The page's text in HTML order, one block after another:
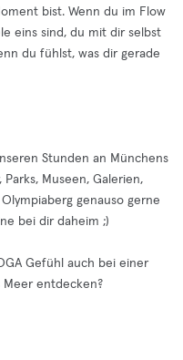
bist. Wenn du im Flow
eins sind, du mit dir selbst
du fühlst, was dir gerade
Stunden an Münchens
Museen, Galerien,
genauso gerne
bei dir daheim ;)
Gefühl auch bei einer
Meer entdecken?